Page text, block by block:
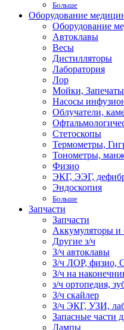
Больше
Оборудование
Оборудование
Автоклавы
Весы
Дистилляторы
Лаборатория
Лор
Мойки,
Насосы
Облучатели,
Стетоскопы
Термометры,
Тонометры,
Физио
ЭКГ, ЭЭГ,
Эндоскопия
Больше
Запчасти
Запчасти
Аккумуляторы и
Другие з/ч
З/ч автоклавы
З/ч ЛОР, физио,
З/ч на
з/ч ортопедия,
З/ч скайлер
З/ч ЭКГ, УЗИ,
Запасные части
Лампы